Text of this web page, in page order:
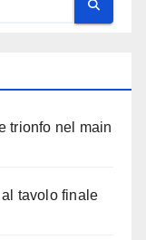
trionfo nel main
tavolo finale